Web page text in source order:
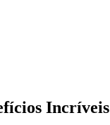
Incríveis